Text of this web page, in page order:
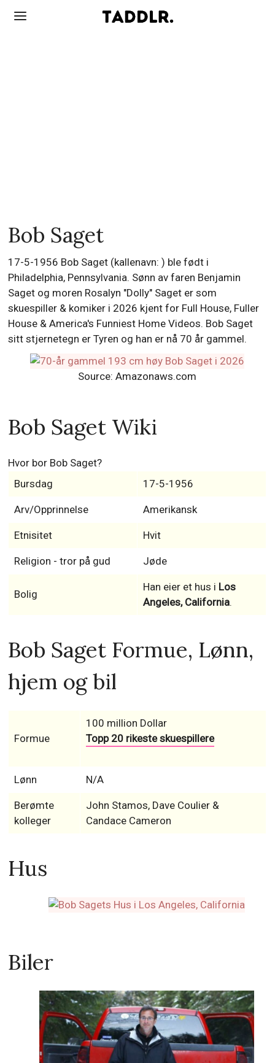
Bob Saget
17-5-1956 Bob Saget (kallenavn: ) ble født i
Philadelphia, Pennsylvania. Sønn av faren Benjamin
Saget og moren Rosalyn "Dolly" Saget er som
skuespiller & komiker i 2026 kjent for Full House, Fuller
House & America's Funniest Home Videos. Bob Saget
sitt stjernetegn er Tyren og han er nå 70 år gammel.
Source: Amazonaws.com
Bob Saget Wiki
Hvor bor Bob Saget?
Bursdag
17-5-1956
Arv/Opprinnelse Amerikansk
Etnisitet Hvit
Religion - tror på gud Jøde
Bolig
Han eier et hus i Los
Angeles, California.
Bob Saget Formue, Lønn,
hjem og bil
Formue
100 million Dollar
Topp 20 rikeste skuespillere
Lønn N/A
Berømte
kolleger
John Stamos, Dave Coulier &
Candace Cameron
Hus
Biler